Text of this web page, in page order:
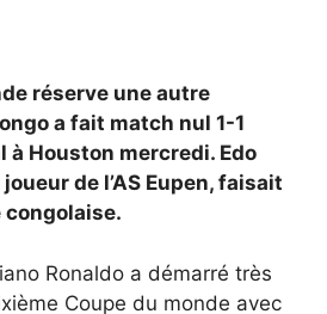
réserve une autre
a fait match nul 1-1
à Houston mercredi. Edo
de l’AS Eupen, faisait
congolaise.
Ronaldo a démarré très
Coupe du monde avec